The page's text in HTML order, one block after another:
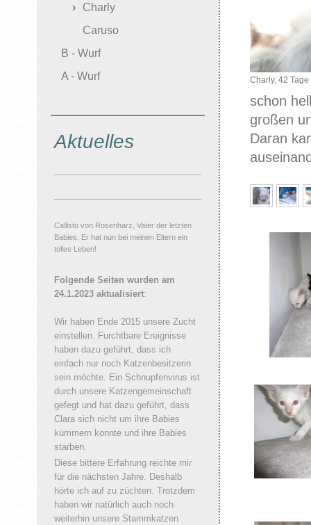
Charly, 42 Tage
schon
großen
Daran
Charly
Caruso
B - Wurf
A - Wurf
Aktuelles
Callisto von Rosenharz, Vater der letzten
Babies. Er hat nun bei meinen Eltern ein
tolles Leben!
Folgende Seiten wurden am
24.1.2023 aktualisiert:
Wir haben Ende 2015 unsere Zucht
einstellen. Furchtbare Ereignisse
haben dazu geführt, dass ich
einfach nur noch Katzenbesitzerin
sein möchte. Ein Schnupfenvirus ist
durch unsere Katzengemeinschaft
gefegt und hat dazu geführt, dass
Clara sich nicht um ihre Babies
kümmern konnte und ihre Babies
starben.
Diese bittere Erfahrung reichte mir
für die nächsten Jahre. Deshalb
hörte ich auf zu züchten. Trotzdem
haben wir natürlich auch noch
weiterhin unsere Stammkatzen